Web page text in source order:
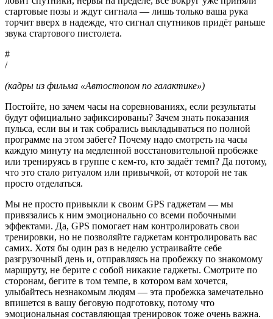
стартовые позы и ждут сигнала — лишь только ваша рука
торчит вверх в надежде, что сигнал спутников придёт раньше
звука стартового пистолета.
#
/
(кадры из фильма «Автостопом по галактике»)
Постойте, но зачем часы на соревнованиях, если результаты
будут официально зафиксированы? Зачем знать показания
пульса, если вы и так собрались выкладываться по полной
программе на этом забеге? Почему надо смотреть на часы
каждую минуту на медленной восстановительной пробежке
или тренируясь в группе с кем-то, кто задаёт темп? Да потому,
что это стало ритуалом или привычкой, от которой не так
просто отделаться.
Мы не просто привыкли к своим GPS гаджетам — мы
привязались к ним эмоционально со всеми побочными
эффектами. Да, GPS помогает нам контролировать свои
тренировки, но не позволяйте гаджетам контролировать вас
самих. Хотя бы один раз в неделю устраивайте себе
разгрузочный день и, отправляясь на пробежку по знакомому
маршруту, не берите с собой никакие гаджеты. Смотрите по
сторонам, бегите в том темпе, в котором вам хочется,
улыбайтесь незнакомым людям — эта пробежка замечательно
впишется в вашу беговую подготовку, потому что
эмоциональная составляющая тренировок тоже очень важна.